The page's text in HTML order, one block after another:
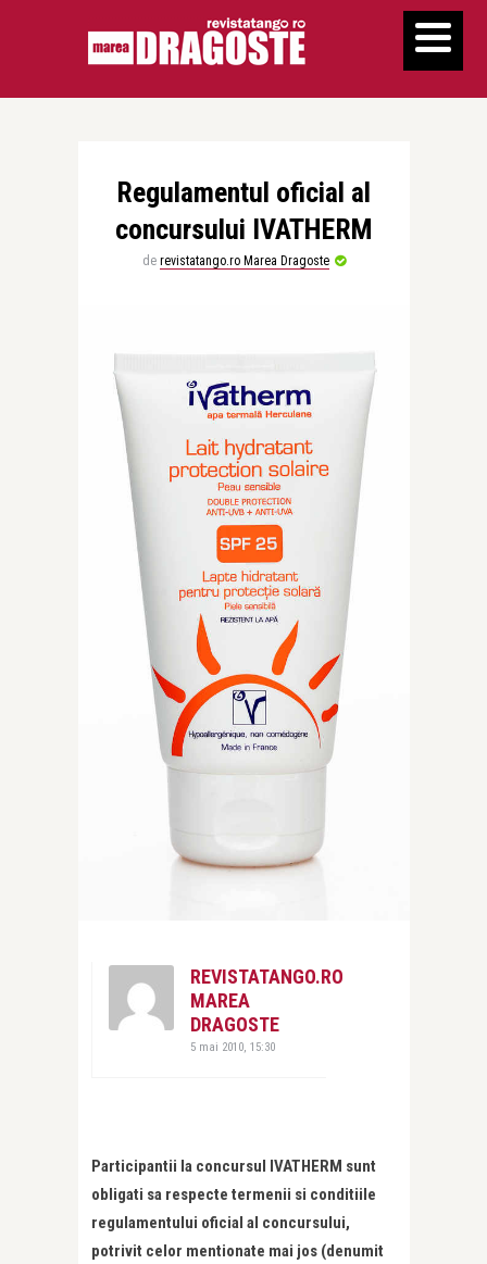
Regulamentul oficial al
concursului IVATHERM
de revistatango.ro Marea Dragoste
REVISTATANGO.RO
MAREA
DRAGOSTE
5 mai 2010, 15:30
Participantii la concursul IVATHERM sunt
obligati sa respecte termenii si conditiile
regulamentului oficial al concursului,
potrivit celor mentionate mai jos (denumit